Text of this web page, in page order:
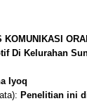
KOMUNIKASI
Di Kelurahan
Iyoq
Penelitian ini